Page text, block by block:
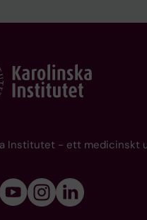
Institutet - ett medicinskt